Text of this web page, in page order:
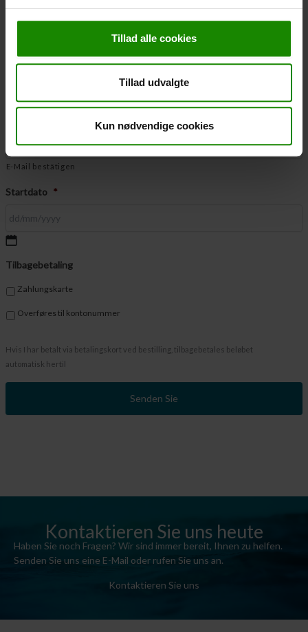
Tillad alle cookies
Tillad udvalgte
Kun nødvendige cookies
E-Mail *
E-Mail bestätigen
Startdato *
Schrägstrich
Schrägstrich
JJJJ
Tilbagebetaling
Zahlungskarte
Overføres til kontonummer
Hvis I har betalt via betalingskort ved bestilling, tilbagebetales beløbet
automatisk hertil
Kontaktieren Sie uns heute
Haben Sie noch Fragen? Wir sind immer bereit, Ihnen zu helfen.
Senden Sie uns eine E-Mail oder rufen Sie uns an.
Kontaktieren Sie uns